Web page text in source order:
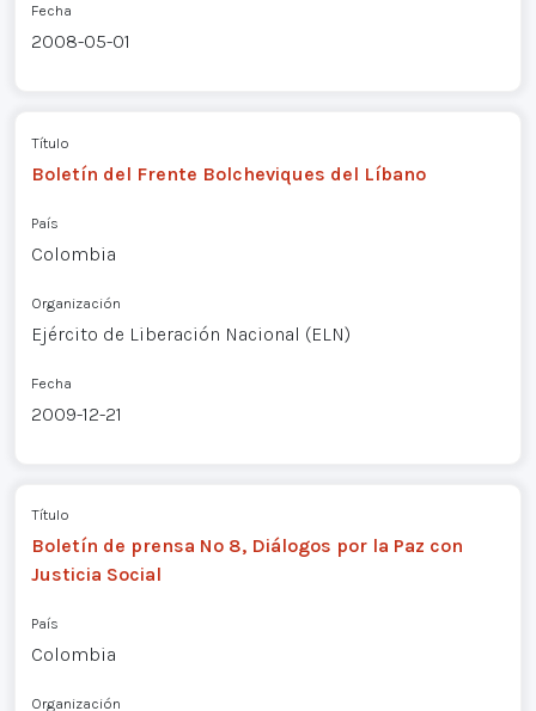
Fecha
2008-05-01
Título
Boletín del Frente Bolcheviques del Líbano
País
Colombia
Organización
Ejército de Liberación Nacional (ELN)
Fecha
2009-12-21
Título
Boletín de prensa Nº 8, Diálogos por la Paz con
Justicia Social
País
Colombia
Organización